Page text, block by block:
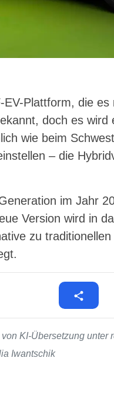
Plattform, die
doch es
wie beim
– die
im Jahr
Version wird in
zu
KI-Übersetzung
Iwantschik